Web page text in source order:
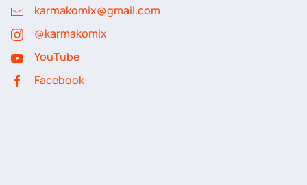
karmakomix@gmail.com
@karmakomix
YouTube
Facebook